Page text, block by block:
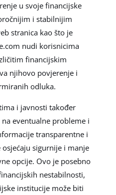
u svoje financijske
i stabilnijim
stranica kao što je
nudi korisnicima
financijskim
njihovo povjerenje i
odluka.
i javnosti također
eventualne probleme i
transparentne i
sigurnije i manje
opcije. Ovo je posebno
nestabilnosti,
institucije može biti